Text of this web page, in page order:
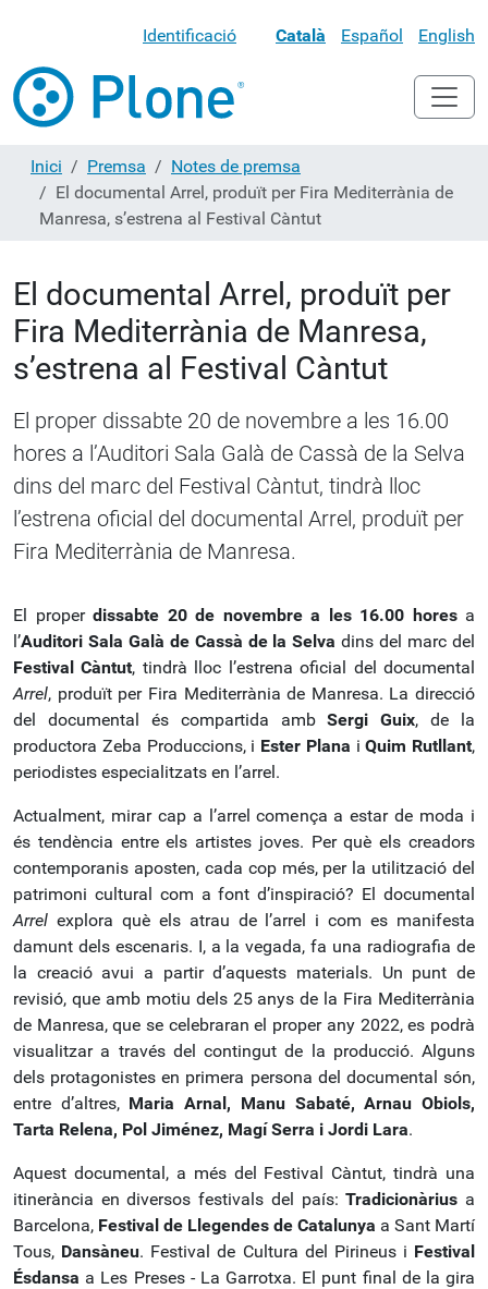
Identificació Català Español English
Inici Premsa
Notes de premsa
El documental Arrel, produït per Fira Mediterrània de
Manresa, s’estrena al Festival Càntut
El documental Arrel, produït per
Fira Mediterrània de Manresa,
s’estrena al Festival Càntut
El proper dissabte 20 de novembre a les 16.00
hores a l’Auditori Sala Galà de Cassà de la Selva
dins del marc del Festival Càntut, tindrà lloc
l’estrena oficial del documental Arrel, produït per
Fira Mediterrània de Manresa.
El proper dissabte 20 de novembre a les 16.00 horesa
l’Auditori Sala Galà de Cassà de la Selva dins del marc del
Festival Càntut, tindrà lloc l’estrena oficial del documental
Arrel, produït per Fira Mediterrània de Manresa. La direcció
del documental és compartida ambSergi Guix, de la
productora Zeba Produccions, i Ester Plana iQuim Rutllant,
periodistes especialitzats en l’arrel.
Actualment, mirar cap a l’arrel comença a estar de moda i
és tendència entre els artistes joves. Per què els creadors
contemporanis aposten, cada cop més, per la utilització del
patrimoni cultural com a font d’inspiració? El documental
Arrel explora què els atrau de l’arrel i com es manifesta
damunt dels escenaris. I, a la vegada, fa una radiografia de
la creació avui a partir d’aquests materials. Un punt de
revisió, que amb motiu dels 25 anys de la Fira Mediterrània
de Manresa, que se celebraran el proper any 2022, es podrà
visualitzar a través del contingut de la producció. Alguns
dels protagonistes en primera persona del documental són,
entre d’altres, Maria Arnal, Manu Sabaté, Arnau Obiols,
Tarta Relena, Pol Jiménez, Magí Serra i Jordi Lara.
Aquest documental, a més del Festival Càntut, tindrà una
itinerància en diversos festivals del país:Tradicionàrius a
Barcelona, Festival de Llegendes de Catalunya a Sant Martí
Tous, Dansàneu. Festival de Cultura del Pirineus i Festival
Ésdansa a Les Preses - La Garrotxa. El punt final de la gira